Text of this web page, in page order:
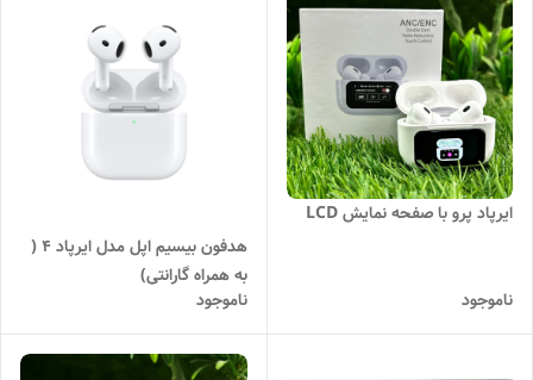
ایرپاد پرو با صفحه نمایش LCD
ناموجود
هدفون بیسیم اپل مدل ایرپاد 4 (
به همراه گارانتی)
ناموجود